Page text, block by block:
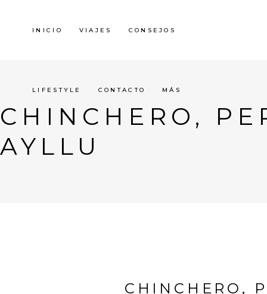
INICIO VIAJES CONSEJOS
LIFESTYLE CONTACTO MÁS
CHINCHERO,
AYLLU
CHINCHERO,